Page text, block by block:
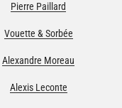
Pierre Paillard
Vouette & Sorbée
Alexandre Moreau
Alexis Leconte